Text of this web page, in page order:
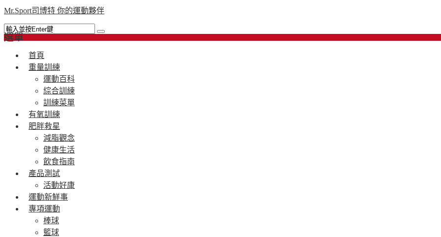
Mr.Sport司博特 你的運動夥伴
選單
首頁
重量訓練
運動百科
綜合訓練
訓練菜單
有氧訓練
肥胖救星
減脂觀念
健康生活
飲食指南
產品測試
活動好康
運動新鮮事
專項運動
棒球
籃球